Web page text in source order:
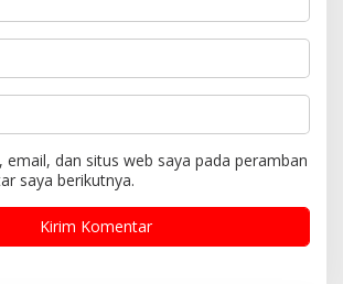
email, dan situs web saya pada peramban
saya berikutnya.